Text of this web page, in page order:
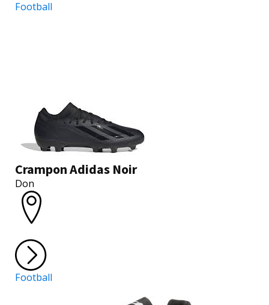
Football
Crampon Adidas Noir
Don
Football